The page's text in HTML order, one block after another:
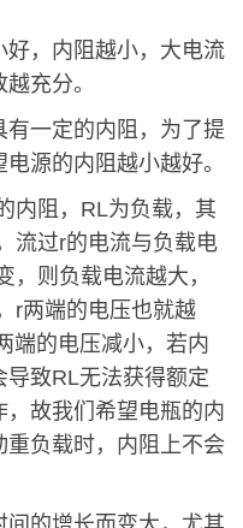
，内阻越小，大电流
充分。
一定的内阻，为了提
源的内阻越小越好。
内阻，RL为负载，其
流过r的电流与负载电
，则负载电流越大，
r两端的电压也就越
端的电压减小，若内
导致RL无法获得额定
故我们希望电瓶的内
重负载时，内阻上不会